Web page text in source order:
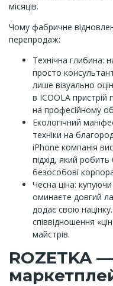
місяців.
Чому фабричне
перепродаж:
Технічна глибина:
просто
лише візуально
в ICOOLA пристрій
на професійному
Екологічний
техніки на
iPhone компанія
підхід, який
безособові
Чесна ціна:
оминаєте довгий
додає свою
співвідношення
майстрів.
ROZETKA